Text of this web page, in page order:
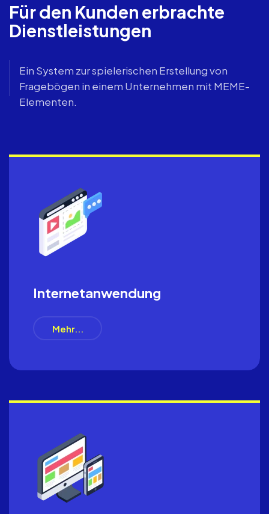
Für den Kunden erbrachte
Dienstleistungen
Ein System zur spielerischen Erstellung von
Fragebögen in einem Unternehmen mit MEME-
Elementen.
Internetanwendung
Mehr...